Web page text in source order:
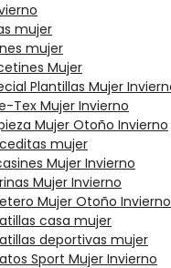
mujer
mujer
Mujer
Plantillas Mujer
Tex Mujer Invierno
Mujer Otoño Invierno
mujer
Mujer Invierno
Mujer Invierno
Mujer Otoño Invierno
casa mujer
deportivas mujer
Sport Mujer Invierno